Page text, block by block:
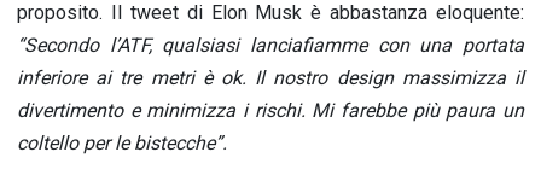
proposito. Il tweet di Elon Musk è abbastanza eloquente:
“Secondo l’ATF, qualsiasi lanciafiamme con una portata
inferiore ai tre metri è ok. Il nostro design massimizza il
divertimento e minimizza i rischi. Mi farebbe più paura un
coltello per le bistecche”.